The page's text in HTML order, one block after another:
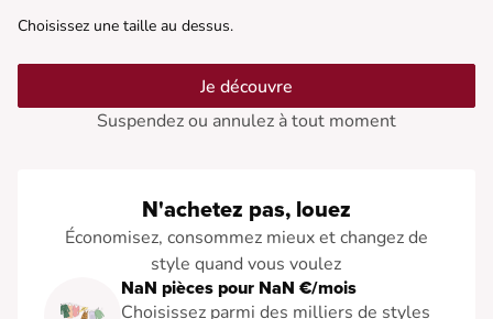
Choisissez une taille au dessus.
Je découvre
Suspendez ou annulez à tout moment
N'achetez pas, louez
Économisez, consommez mieux et changez de
style quand vous voulez
NaN pièces pour NaN €/mois
Choisissez parmi des milliers de styles